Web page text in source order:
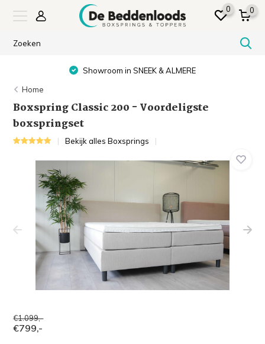
0 0
Showroom in SNEEK & ALMERE
Home
Boxspring Classic 200 - Voordeligste
boxspringset
Bekijk alles Boxsprings
€1.099,-
€799,-